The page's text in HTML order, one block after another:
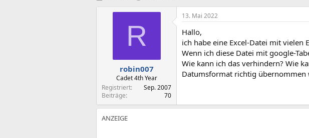
s
e
l
t
a
m
R
robin007
Cadet 4th Year
Registriert
Sep. 2007
Beiträge
70
13. Mai 2022
Hallo,
ich habe eine Excel-Datei mit vielen
Wenn ich diese Datei mit google-
Wie kann ich das verhindern? Wie
Datumsformat richtig übernommen